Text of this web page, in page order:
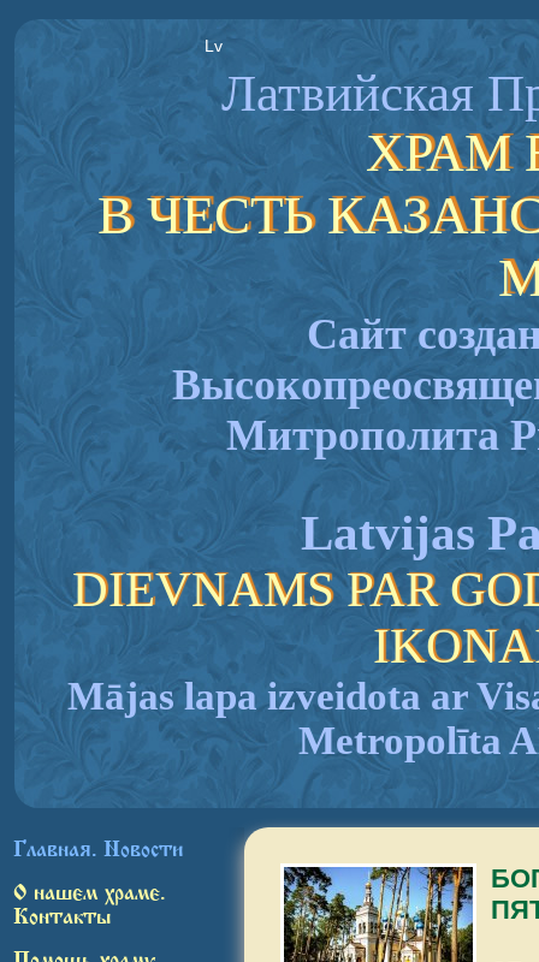
Латвийская
ХРАМ
В ЧЕСТЬ
Сайт
Митрополита
Latvijas
DIEVNAMS PAR
Mājas lapa izveidota ar
Metropolīta
Lv
Главная. Новости
О нашем храме.
Контакты